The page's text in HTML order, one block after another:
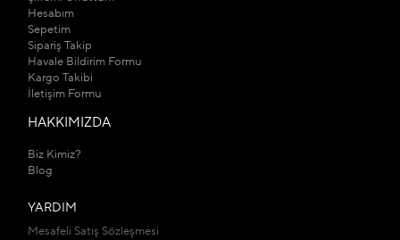
Hesabım
Sepetim
Sipariş Takip
Havale Bildirim Formu
Kargo Takibi
İletişim Formu
HAKKIMIZDA
Biz Kimiz?
Blog
YARDIM
Mesafeli Satış Sözleşmesi